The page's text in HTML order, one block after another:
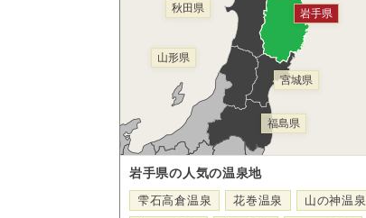
岩手県
秋田県
宮城県
山形県
福島県
岩手県の人気の温泉地
雫石高倉温泉 花巻温泉
山の神温泉